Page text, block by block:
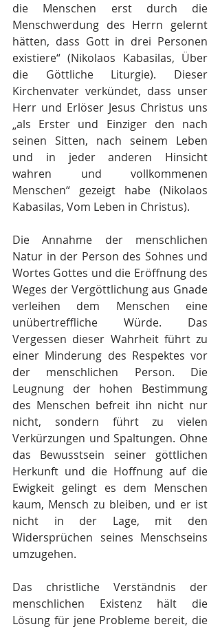
die Menschen erst durch die
Menschwerdung des Herrn gelernt
hätten, dass Gott in drei Personen
existiere“ (Nikolaos Kabasilas, Über
die Göttliche Liturgie). Dieser
Kirchenvater verkündet, dass unser
Herr und Erlöser Jesus Christus uns
„als Erster und Einziger den nach
seinen Sitten, nach seinem Leben
und in jeder anderen Hinsicht
wahren und vollkommenen
Menschen“ gezeigt habe (Nikolaos
Kabasilas, Vom Leben in Christus).
Die Annahme der menschlichen
Natur in der Person des Sohnes und
Wortes Gottes und die Eröffnung des
Weges der Vergöttlichung aus Gnade
verleihen dem Menschen eine
unübertreffliche Würde. Das
Vergessen dieser Wahrheit führt zu
einer Minderung des Respektes vor
der menschlichen Person. Die
Leugnung der hohen Bestimmung
des Menschen befreit ihn nicht nur
nicht, sondern führt zu vielen
Verkürzungen und Spaltungen. Ohne
das Bewusstsein seiner göttlichen
Herkunft und die Hoffnung auf die
Ewigkeit gelingt es dem Menschen
kaum, Mensch zu bleiben, und er ist
nicht in der Lage, mit den
Widersprüchen seines Menschseins
umzugehen.
Das christliche Verständnis der
menschlichen Existenz hält die
Lösung für jene Probleme bereit, die